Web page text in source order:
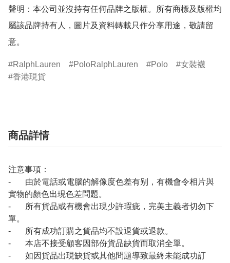
聲明：本公司並沒持有任何品牌之版權。所有商標及版權均
屬該品牌持有人，圖片及資料轉載只作分享用途，敬請留
意。
RalphLauren PoloRalphLauren Polo
女裝襪
香港現貨
商品詳情
注意事項：
- 由於電話或電腦的解像度色差有别，有機會令相片與
實物的顏色出現色差問題。
- 所有貨品或有機會出現少許瑕疵，完美主義者切勿下
單。
- 所有成功訂購之貨品均不設退貨或退款。
- 本店不接受顧客因部份貨品缺貨而取消全單。
- 如因貨品出現缺貨或其他問題導致最終未能成功訂